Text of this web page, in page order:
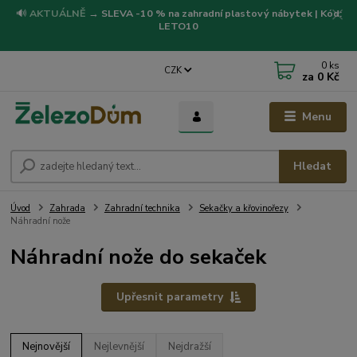
🔊 AKTUÁLNĚ → SLEVA -10 % na zahradní plastový nábytek | Kód:
LETO10
Menu
CZK
Hledat
0 ks
za 0 Kč
Úvod Zahrada Zahradní technika
Sekačky a křovinořezy
Náhradní nože
Náhradní nože do sekaček
Upřesnit parametry
Nejnovější Nejlevnější Nejdražší